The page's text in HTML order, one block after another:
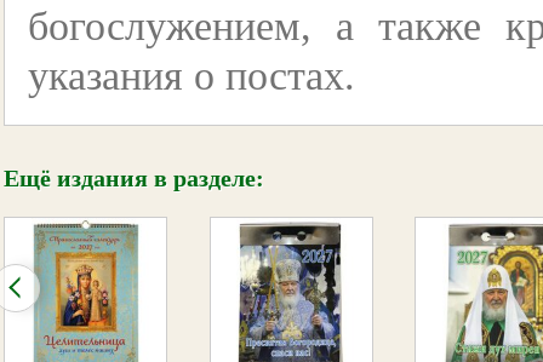
богослужением, а также
указания о постах.
Ещё издания в разделе: